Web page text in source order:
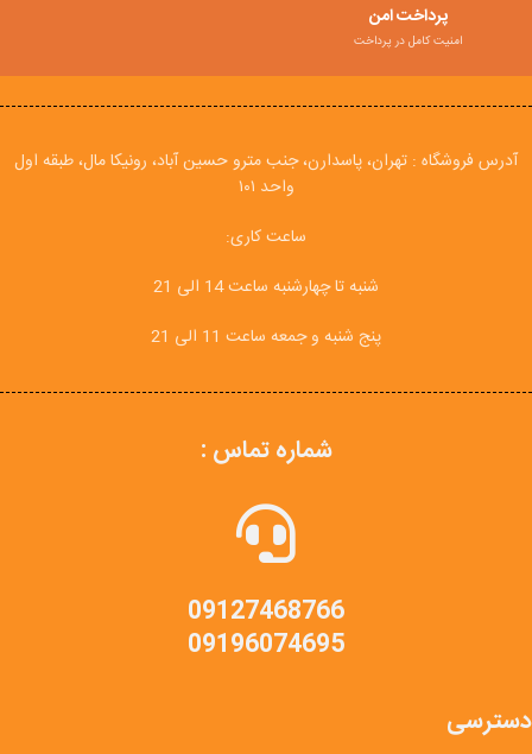
پرداخت امن
امنیت کامل در پرداخت
آدرس فروشگاه : تهران، پاسدارن، جنب مترو حسین آباد، رونیکا مال، طبقه اول
واحد ۱۰۱
ساعت کاری:
شنبه تا چهارشنبه ساعت 14 الی 21
پنج شنبه و جمعه ساعت 11 الی 21
شماره تماس :
09127468766
09196074695
دسترسی